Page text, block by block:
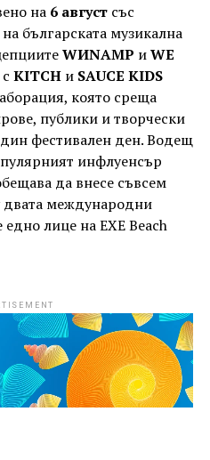
на 6 августсъс
българската музикална
WИNAMP иWE
KITCHи SAUCE KIDS
която среща
публики и творчески
фестивален ден. Водещ
инфлуенсър
да внесе съвсем
двата международни
лице на EXE Beach